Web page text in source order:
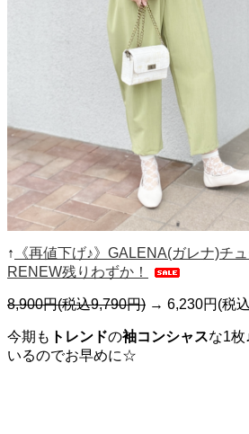
↑
《再値下げ♪》GALENA(ガレナ)チ
RENEW残りわずか！
8,900円(税込9,790円) → 6,230円(税
今期も トレンドの袖コンシャスな1
いるのでお早めに☆